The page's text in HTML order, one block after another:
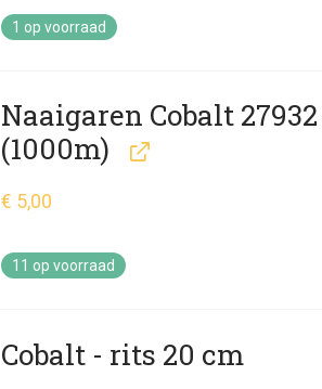
1 op voorraad
Naaigaren Cobalt 27932
(1000m)
€ 5,00
11 op voorraad
Cobalt - rits 20 cm